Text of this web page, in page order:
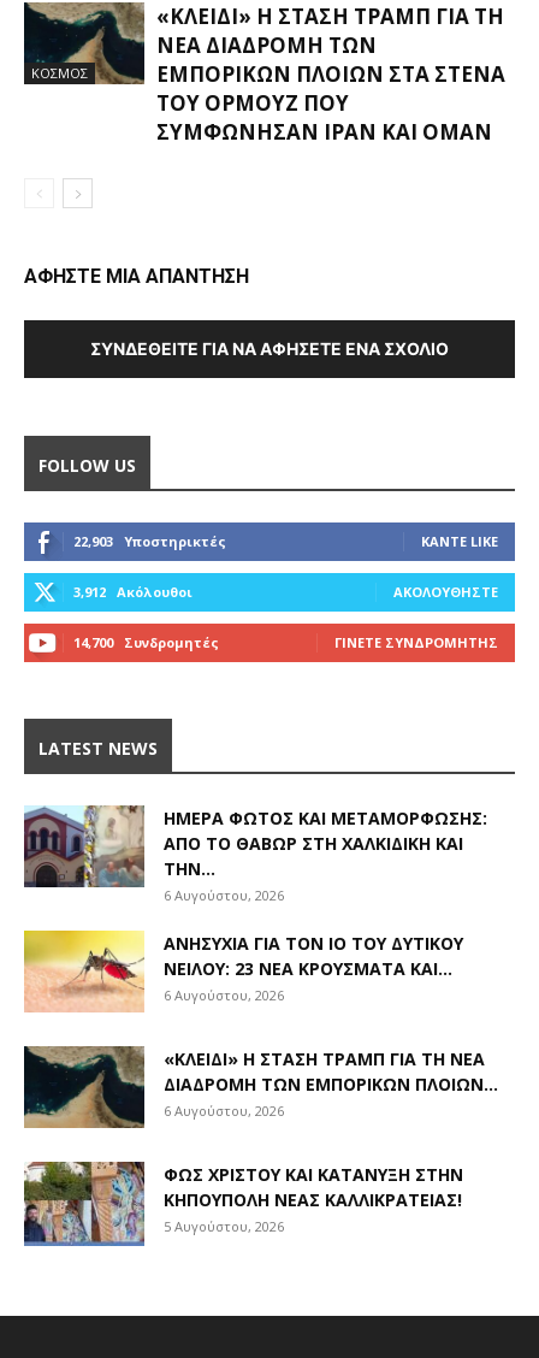
ΚΟΣΜΟΣ
«ΚΛΕΙΔΊ» Η ΣΤΆΣΗ ΤΡΑΜΠ ΓΙΑ ΤΗ
ΝΈΑ ΔΙΑΔΡΟΜΉ ΤΩΝ
ΕΜΠΟΡΙΚΏΝ ΠΛΟΊΩΝ ΣΤΑ ΣΤΕΝΆ
ΤΟΥ ΟΡΜΟΎΖ ΠΟΥ
ΣΥΜΦΏΝΗΣΑΝ ΙΡΆΝ ΚΑΙ ΟΜΆΝ
ΑΦΗΣΤΕ ΜΙΑ ΑΠΑΝΤΗΣΗ
ΣΥΝΔΕΘΕΊΤΕ ΓΙΑ ΝΑ ΑΦΉΣΕΤΕ ΈΝΑ ΣΧΌΛΙΟ
FOLLOW US
22,903 Υποστηρικτές ΚΆΝΤΕ LIKE
3,912 Ακόλουθοι ΑΚΟΛΟΥΘΉΣΤΕ
14,700 Συνδρομητές ΓΊΝΕΤΕ ΣΥΝΔΡΟΜΗΤΉΣ
LATEST NEWS
ΗΜΈΡΑ ΦΩΤΌΣ ΚΑΙ ΜΕΤΑΜΌΡΦΩΣΗΣ:
ΑΠΌ ΤΟ ΘΑΒΏΡ ΣΤΗ ΧΑΛΚΙΔΙΚΉ ΚΑΙ
ΤΗΝ...
6 Αυγούστου, 2026
ΑΝΗΣΥΧΊΑ ΓΙΑ ΤΟΝ ΙΌ ΤΟΥ ΔΥΤΙΚΟΎ
ΝΕΊΛΟΥ: 23 ΝΈΑ ΚΡΟΎΣΜΑΤΑ ΚΑΙ...
6 Αυγούστου, 2026
«ΚΛΕΙΔΊ» Η ΣΤΆΣΗ ΤΡΑΜΠ ΓΙΑ ΤΗ ΝΈΑ
ΔΙΑΔΡΟΜΉ ΤΩΝ ΕΜΠΟΡΙΚΏΝ ΠΛΟΊΩΝ...
6 Αυγούστου, 2026
ΦΩΣ ΧΡΙΣΤΟΎ ΚΑΙ ΚΑΤΆΝΥΞΗ ΣΤΗΝ
ΚΗΠΟΎΠΟΛΗ ΝΈΑΣ ΚΑΛΛΙΚΡΆΤΕΙΑΣ!
5 Αυγούστου, 2026